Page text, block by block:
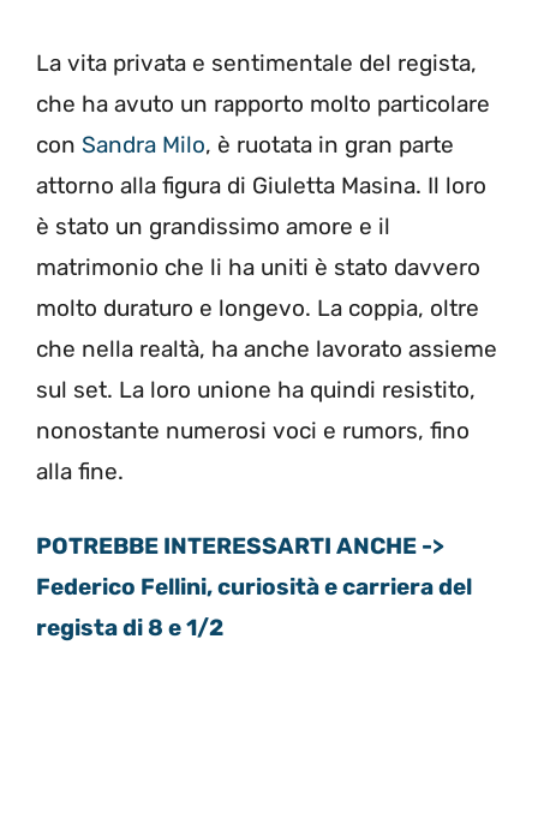
La vita privata e sentimentale del regista,
che ha avuto un rapporto molto particolare
con Sandra Milo, è ruotata in gran parte
attorno alla figura di Giuletta Masina. Il loro
è stato un grandissimo amore e il
matrimonio che li ha uniti è stato davvero
molto duraturo e longevo. La coppia, oltre
che nella realtà, ha anche lavorato assieme
sul set. La loro unione ha quindi resistito,
nonostante numerosi voci e rumors, fino
alla fine.
POTREBBE INTERESSARTI ANCHE ->
Federico Fellini, curiosità e carriera del
regista di 8 e 1/2